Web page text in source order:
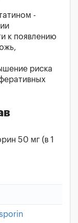
-
к появлению
риска
50 мг (в 1